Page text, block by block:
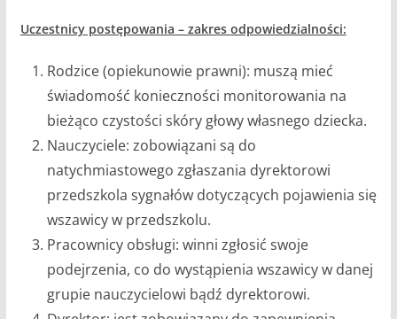
Uczestnicy postępowania – zakres odpowiedzialności:
Rodzice (opiekunowie prawni): muszą mieć
świadomość konieczności monitorowania na
bieżąco czystości skóry głowy własnego dziecka.
Nauczyciele: zobowiązani są do
natychmiastowego zgłaszania dyrektorowi
przedszkola sygnałów dotyczących pojawienia się
wszawicy w przedszkolu.
Pracownicy obsługi: winni zgłosić swoje
podejrzenia, co do wystąpienia wszawicy w danej
grupie nauczycielowi bądź dyrektorowi.